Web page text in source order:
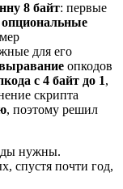
8 байт: первые
опциональные
для его
опкодов
с 4 байт до 1,
скрипта
, поэтому решил
нужны.
спустя почти год,